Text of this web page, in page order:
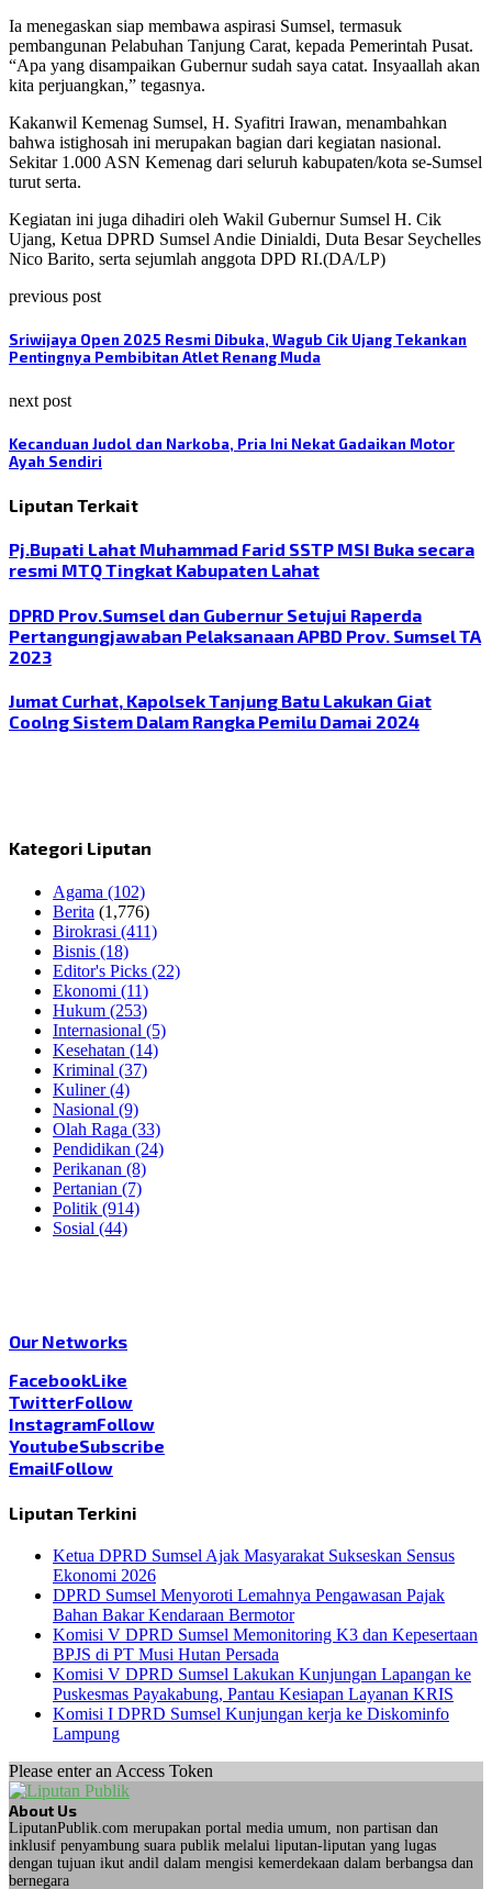
Ia menegaskan siap membawa aspirasi Sumsel, termasuk
pembangunan Pelabuhan Tanjung Carat, kepada Pemerintah Pusat.
“Apa yang disampaikan Gubernur sudah saya catat. Insyaallah akan
kita perjuangkan,” tegasnya.
Kakanwil Kemenag Sumsel, H. Syafitri Irawan, menambahkan
bahwa istighosah ini merupakan bagian dari kegiatan nasional.
Sekitar 1.000 ASN Kemenag dari seluruh kabupaten/kota se-Sumsel
turut serta.
Kegiatan ini juga dihadiri oleh Wakil Gubernur Sumsel H. Cik
Ujang, Ketua DPRD Sumsel Andie Dinialdi, Duta Besar Seychelles
Nico Barito, serta sejumlah anggota DPD RI.(DA/LP)
previous post
Sriwijaya Open 2025 Resmi Dibuka, Wagub Cik Ujang Tekankan
Pentingnya Pembibitan Atlet Renang Muda
next post
Kecanduan Judol dan Narkoba, Pria Ini Nekat Gadaikan Motor
Ayah Sendiri
Liputan Terkait
Pj.Bupati Lahat Muhammad Farid SSTP MSI Buka secara
resmi MTQ Tingkat Kabupaten Lahat
DPRD Prov.Sumsel dan Gubernur Setujui Raperda
Pertangungjawaban Pelaksanaan APBD Prov. Sumsel TA
2023
Jumat Curhat, Kapolsek Tanjung Batu Lakukan Giat
Coolng Sistem Dalam Rangka Pemilu Damai 2024
Kategori Liputan
Agama (102)
Berita (1,776)
Birokrasi (411)
Bisnis (18)
Editor's Picks (22)
Ekonomi (11)
Hukum (253)
Internasional (5)
Kesehatan (14)
Kriminal (37)
Kuliner(4)
Nasional (9)
Olah Raga (33)
Pendidikan (24)
Perikanan (8)
Pertanian (7)
Politik (914)
Sosial (44)
Our Networks
FacebookLike
TwitterFollow
InstagramFollow
YoutubeSubscribe
EmailFollow
Liputan Terkini
Ketua DPRD Sumsel Ajak Masyarakat Sukseskan Sensus
Ekonomi 2026
DPRD Sumsel Menyoroti Lemahnya Pengawasan Pajak
Bahan Bakar Kendaraan Bermotor
Komisi V DPRD Sumsel Memonitoring K3 dan Kepesertaan
BPJS di PT Musi Hutan Persada
Komisi V DPRD Sumsel Lakukan Kunjungan Lapangan ke
Puskesmas Payakabung, Pantau Kesiapan Layanan KRIS
Komisi I DPRD Sumsel Kunjungan kerja ke Diskominfo
Lampung
Please enter an Access Token
About Us
LiputanPublik.com merupakan portal media umum, non partisan dan
inklusif penyambung suara publik melalui liputan-liputan yang lugas
dengan tujuan ikut andil dalam mengisi kemerdekaan dalam berbangsa dan
bernegara